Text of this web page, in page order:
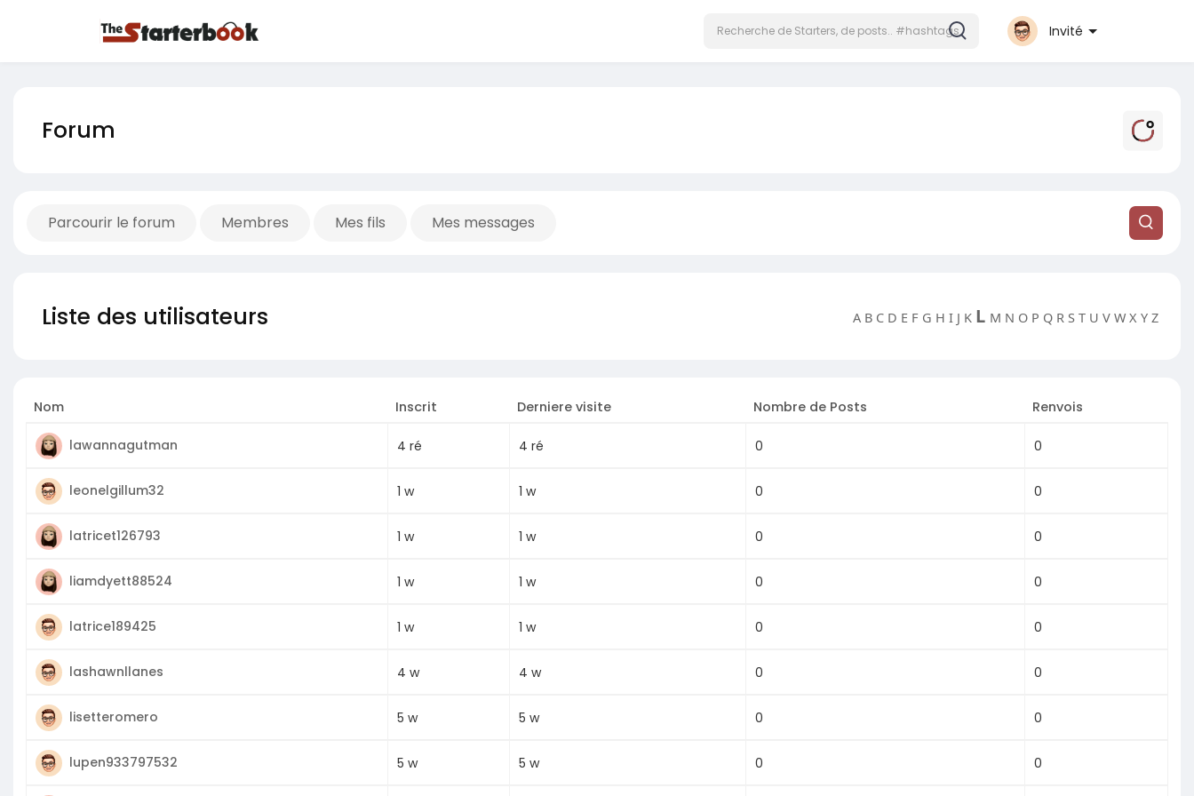
Invité
Forum
Parcourir le forum Membres Mes fils Mes messages
Liste des utilisateurs A B C D E F G H I J K L M N O P Q R S T U V WX Y Z
Nom Inscrit Derniere visite Nombre de Posts Renvois
lawannagutman 4 ré 4 ré 0 0
leonelgillum32 1 w 1 w 0 0
latricet126793 1 w 1 w 0 0
liamdyett88524 1 w 1 w 0 0
latrice189425 1 w 1 w 0 0
lashawnllanes 4 w 4 w 0 0
lisetteromero 5 w 5 w 0 0
lupen933797532 5 w 5 w 0 0